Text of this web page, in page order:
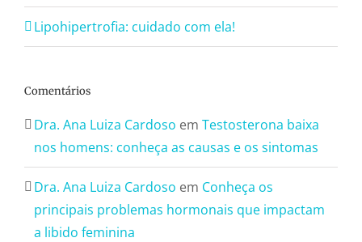
Lipohipertrofia: cuidado com ela!
Comentários
Dra. Ana Luiza Cardoso em Testosterona baixa
nos homens: conheça as causas e os sintomas
Dra. Ana Luiza Cardoso em Conheça os
principais problemas hormonais que impactam
a libido feminina